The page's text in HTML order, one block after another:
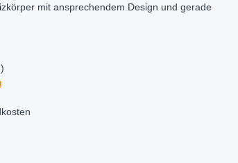
mit ansprechendem Design und gerade